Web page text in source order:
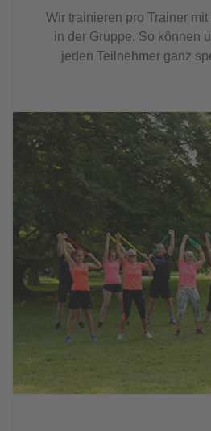
Wir trainieren pro Trainer
in der Gruppe. So können
jeden Teilnehmer ganz